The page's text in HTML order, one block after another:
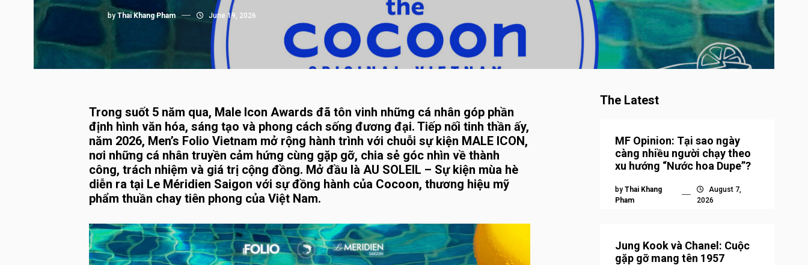
byThai Khang Pham June 19, 2026
Trong suốt 5 năm qua, Male Icon Awards đã tôn vinh những cá nhân góp phần
định hình văn hóa, sáng tạo và phong cách sống đương đại. Tiếp nối tinh thần ấy,
năm 2026, Men’s Folio Vietnam mở rộng hành trình với chuỗi sự kiện MALE ICON,
nơi những cá nhân truyền cảm hứng cùng gặp gỡ, chia sẻ góc nhìn về thành
công, trách nhiệm và giá trị cộng đồng. Mở đầu là AU SOLEIL – Sự kiện mùa hè
diễn ra tại Le Méridien Saigon với sự đồng hành của Cocoon, thương hiệu mỹ
phẩm thuần chay tiên phong của Việt Nam.
The Latest
MF Opinion: Tại sao ngày
càng nhiều người chạy theo
xu hướng “Nước hoa Dupe”?
by Thai Khang
Pham
August 7,
2026
Jung Kook và Chanel: Cuộc
gặp gỡ mang tên 1957